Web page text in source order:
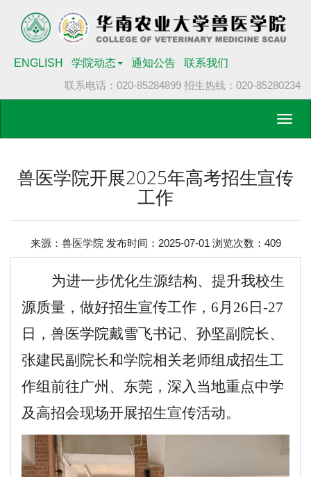
ENGLISH 学院动态 通知公告
联系我们
联系电话：020-85284899 招生热线：020-85280234
兽医学院开展2025年高考招生宣传
工作
来源：兽医学院 发布时间：2025-07-01 浏览次数： 409
为进一步优化生源结构、提升我校生
源质量，做好招生宣传工作， 6月26 日 -27
日 ， 兽医学院戴雪飞书记、孙坚副院长、
张建民副院长和学院相关老师组成招生工
作组前往广州、 东莞，深入当地重点中学
及高招会现场开展招生宣传活动。